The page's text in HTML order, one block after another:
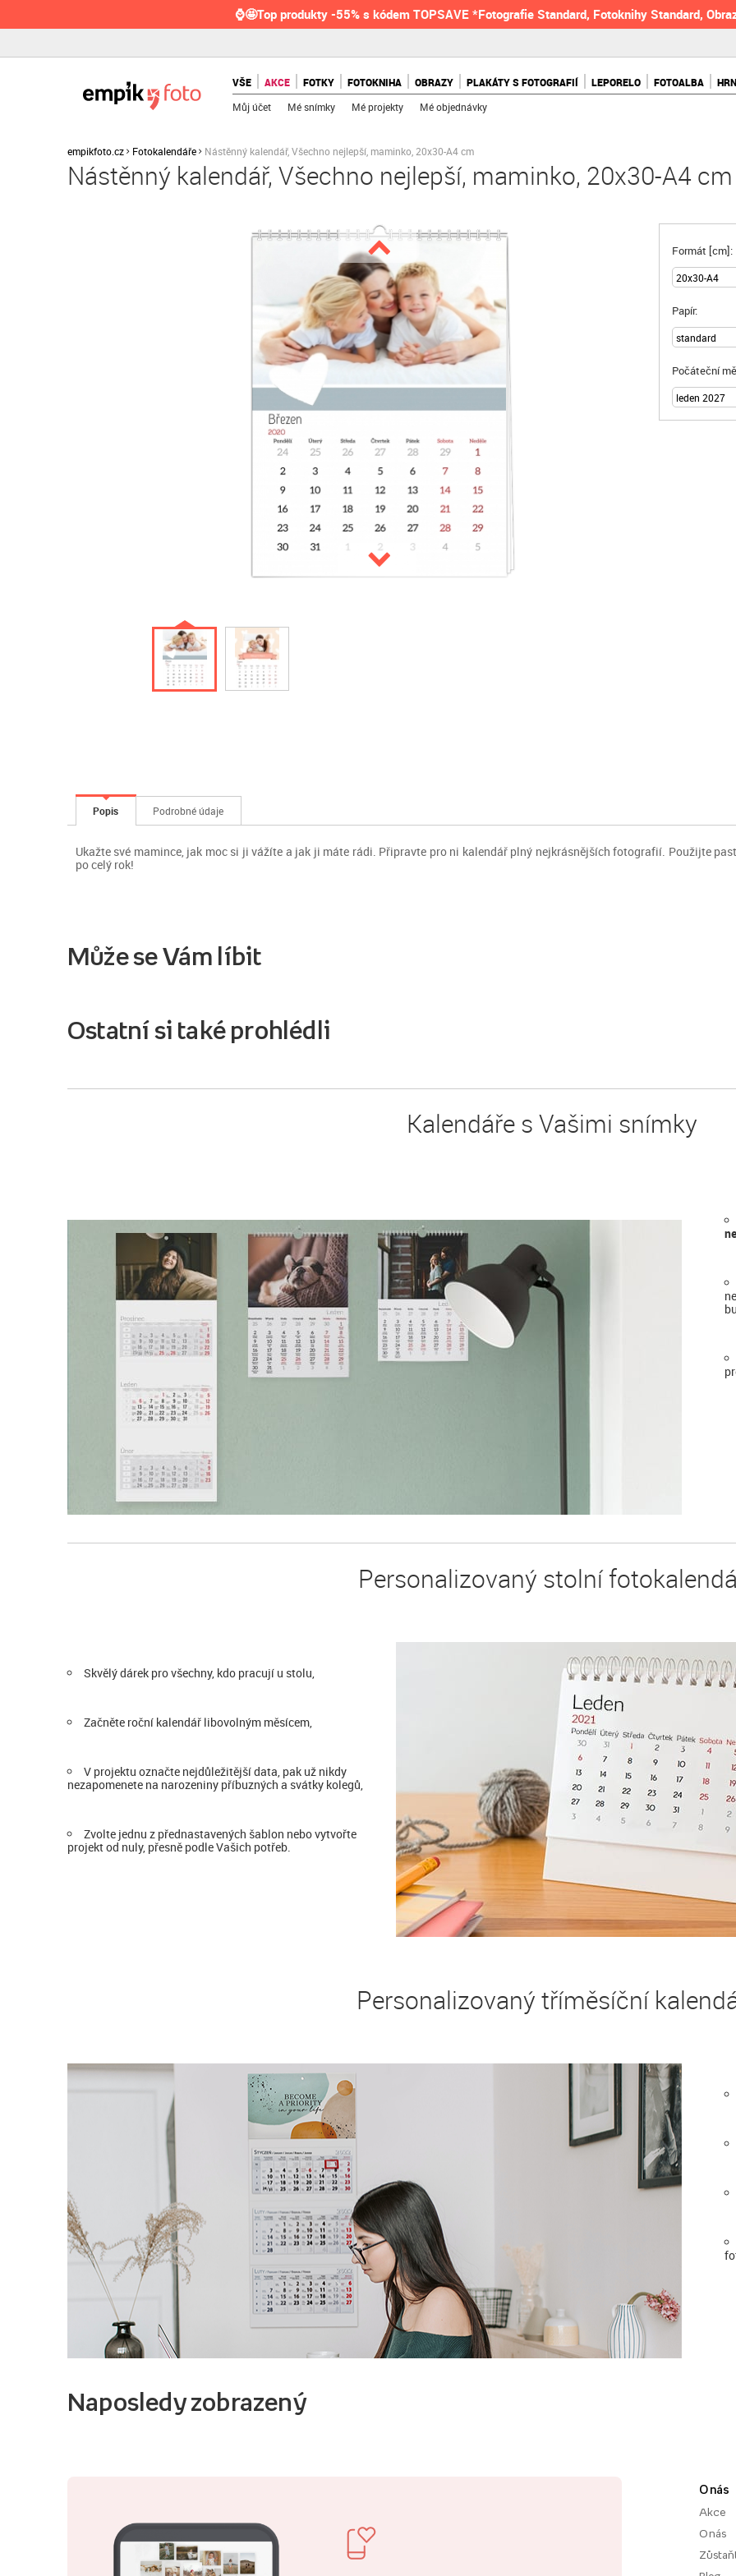
⌚🤩Top produkty -55% s kódem TOPSAVE *Fotografie Standard, Fotoknihy Standard,
VŠE AKCE FOTKY FOTOKNIHA OBRAZY PLAKÁTY S FOTOGRAFIÍ LEPORELO FOTOALBA
Můj účet
Mé snímky Mé projekty Mé objednávky
empikfoto.cz Fotokalendáře Nástěnný kalendář, Všechno nejlepší, maminko, 20x30-A4 cm
Nástěnný kalendář, Všechno nejlepší, maminko, 20x30-A4 cm
Formát [cm]:
Papír:
Počáteční
Popis Podrobné údaje
Ukažte své mamince, jak moc si ji vážíte a jak ji máte rádi. Připravte pro ni kalendář plný nejkrásnějších fotografií. Použijte
po celý rok!
Může se Vám líbit
Ostatní si také prohlédli
Kalendáře s Vašimi snímky
Personalizovaný stolní
Skvělý dárek pro všechny, kdo pracují u stolu,
Začněte roční kalendář libovolným měsícem,
V projektu označte nejdůležitější data, pak už nikdy
nezapomenete na narozeniny příbuzných a svátky kolegů,
Zvolte jednu z přednastavených šablon nebo vytvořte
projekt od nuly, přesně podle Vašich potřeb.
Personalizovaný tříměsíční
Naposledy zobrazený
O nás
Akce
O nás